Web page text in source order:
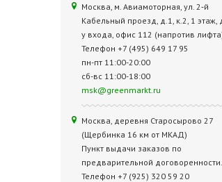
Москва, м. Авиамоторная, ул. 2‑й
Кабельный проезд, д.1, к.2, 1 этаж,
у входа, офис 112 (напротив
Телефон +7 (495) 649 17 95
пн-пт 11:00-20:00
сб-вс 11:00-18:00
msk@greenmarkt.ru
Москва, деревня Старосырово 27
(Щербинка 16 км от МКАД)
Пункт выдачи заказов по
предварительной договоренности.
Телефон +7 (925) 320 59 20